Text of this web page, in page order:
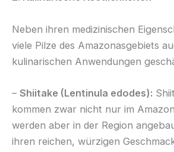
Neben ihren medizinischen
viele Pilze des Amazonasgebiets
kulinarischen Anwendungen
– Shiitake (Lentinula edodes):
kommen zwar nicht nur im
werden aber in der Region
ihren reichen, würzigen